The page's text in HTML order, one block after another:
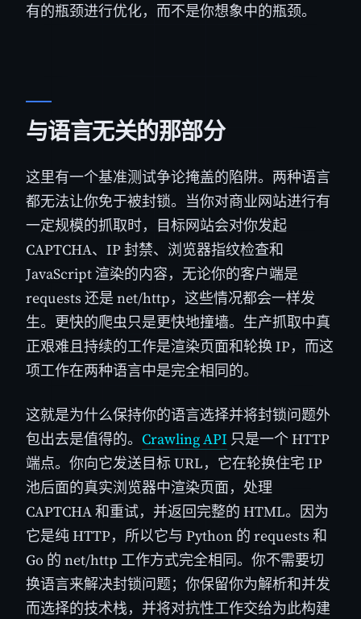
有的瓶颈进行优化，而不是你想象中的瓶颈。
与语言无关的那部分
这里有一个基准测试争论掩盖的陷阱。两种语言
都无法让你免于被封锁。当你对商业网站进行有
一定规模的抓取时，目标网站会对你发起
CAPTCHA、IP 封禁、浏览器指纹检查和
JavaScript 渲染的内容，无论你的客户端是
requests 还是 net/http，这些情况都会一样发
生。更快的爬虫只是更快地撞墙。生产抓取中真
正艰难且持续的工作是渲染页面和轮换 IP，而这
项工作在两种语言中是完全相同的。
这就是为什么保持你的语言选择并将封锁问题外
包出去是值得的。 Crawling API 只是一个 HTTP
端点。你向它发送目标 URL，它在轮换住宅 IP
池后面的真实浏览器中渲染页面，处理
CAPTCHA 和重试，并返回完整的 HTML。因为
它是纯 HTTP，所以它与 Python 的 requests 和
Go 的 net/http 工作方式完全相同。你不需要切
换语言来解决封锁问题；你保留你为解析和并发
而选择的技术栈，并将对抗性工作交给为此构建